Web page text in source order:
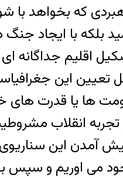
که بخواهد با
اقلیم جداگانه
تعیین این
ها یا قدرت های
انقلاب
این سناریوی
می اوریم و سپس